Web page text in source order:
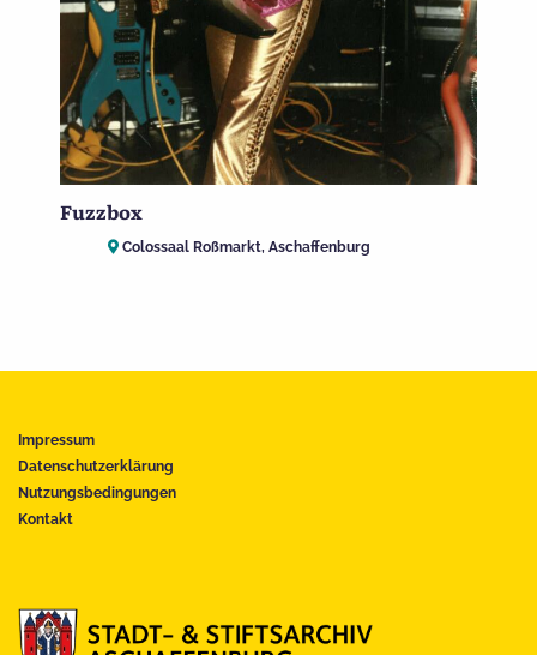
Fuzzbox
Colossaal Roßmarkt, Aschaffenburg
Impressum
Datenschutzerklärung
Nutzungsbedingungen
Kontakt